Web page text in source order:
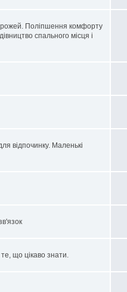
Поліпшення комфорту
спального місця і
відпочинку. Маленькі
що цікаво знати.